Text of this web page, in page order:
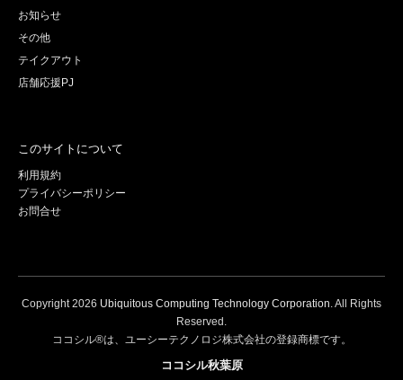
お知らせ
その他
テイクアウト
店舗応援PJ
このサイトについて
利用規約
プライバシーポリシー
お問合せ
Copyright2026 Ubiquitous Computing Technology Corporation. All Rights
Reserved.
ココシル®は、ユーシーテクノロジ株式会社の登録商標です。
ココシル秋葉原